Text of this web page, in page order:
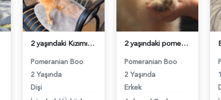
2 yaşındaki Kızımıza acil damat adayı arıyoruz - 118984608
Pomeranian Boo
2 Yaşında
Dişi
2 yaşındaki pomerinan oğluma eş arıyoruz - 118984492
Pomeranian Boo
2 Yaşında
Erkek